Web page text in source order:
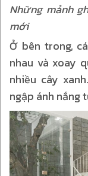
Những mảnh
mới
Ở bên trong,
nhau và xoay
nhiều cây
ngập ánh nắng